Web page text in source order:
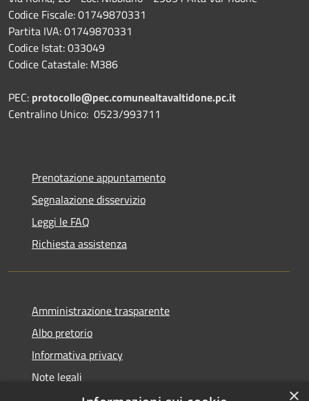
Codice Fiscale: 01749870331
Partita IVA: 01749870331
Codice Istat: 033049
Codice Catastale: M386
PEC: protocollo@pec.comunealtavaltidone.pc.it
Centralino Unico: 0523/993711
Prenotazione appuntamento
Segnalazione disservizio
Leggi le FAQ
Richiesta assistenza
Amministrazione trasparente
Albo pretorio
Informativa privacy
Note legali
×